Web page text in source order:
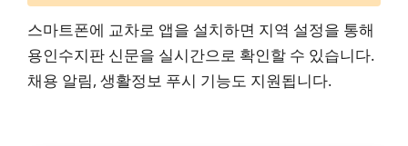
스마트폰에 교차로 앱을 설치하면 지역 설정을 통해
용인수지판 신문을 실시간으로 확인할 수 있습니다.
채용 알림, 생활정보 푸시 기능도 지원됩니다.